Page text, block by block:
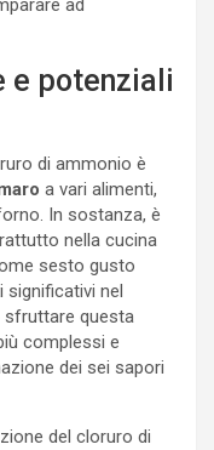
ad
e potenziali
di ammonio è
a vari alimenti,
In sostanza, è
nella cucina
sesto gusto
nel
sfruttare questa
complessi e
dei sei sapori
del cloruro di